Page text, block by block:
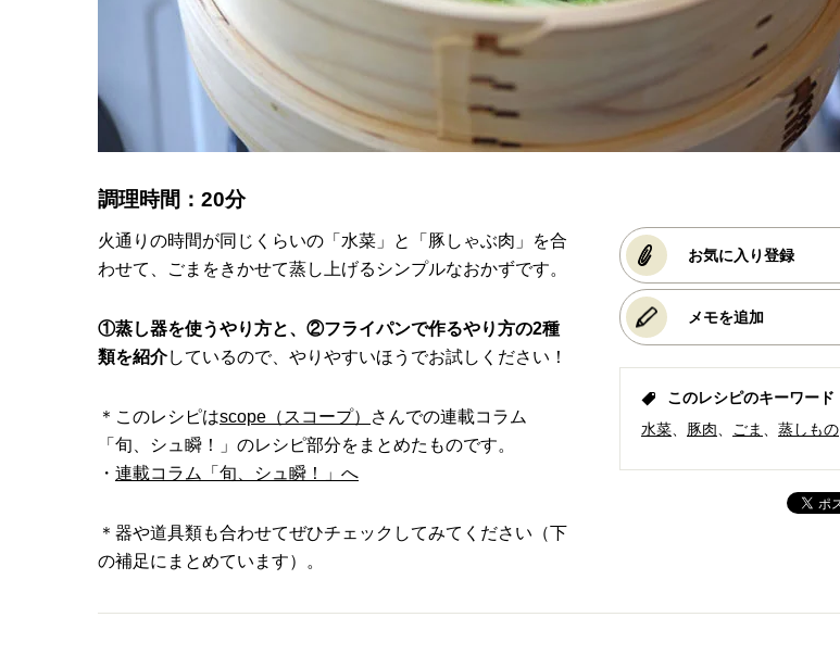
調理時間：20分
火通りの時間が同じくらいの「水菜」と「豚しゃぶ肉」を合
わせて、ごまをきかせて蒸し上げるシンプルなおかずです。
①蒸し器を使うやり方と、②フライパンで作るやり方の2種
類を紹介しているので、やりやすいほうでお試しください！
＊このレシピはscope（スコープ）
さんでの連載コラム
「旬、シュ瞬！」のレシピ部分をまとめたものです。
・ 連載コラム「旬、シュ瞬！」へ
＊器や道具類も合わせてぜひチェックしてみてください（下
の補足にまとめています）。
お気に入り登録
メモを追加
このレシピのキーワード
水菜
豚肉 ごま 蒸しもの